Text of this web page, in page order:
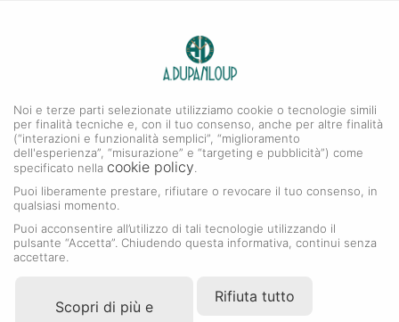
La nostra selezione
Noi e terze parti selezionate utilizziamo cookie o tecnologie simili
per finalità tecniche e, con il tuo consenso, anche per altre finalità
(“interazioni e funzionalità semplici”, “miglioramento
dell'esperienza”, “misurazione” e “targeting e pubblicità”) come
specificato nella cookie policy
Puoi liberamente prestare, rifiutare o revocare il tuo consenso, in
qualsiasi momento.
Puoi acconsentire all’utilizzo di tali tecnologie utilizzando il
pulsante “Accetta”. Chiudendo questa informativa, continui senza
accettare.
Scopri di più e
Rifiuta tutto